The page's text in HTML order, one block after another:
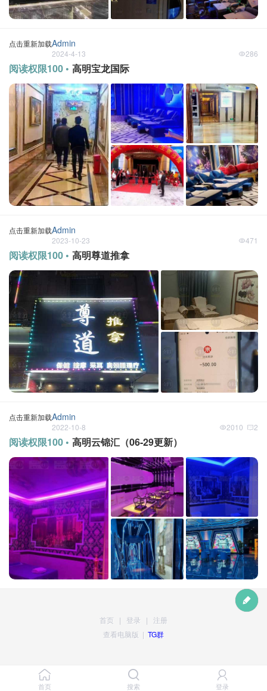
点击重新加载Admin
2024-4-13 286
阅读权限100 • 高明宝龙国际
点击重新加载Admin
2023-10-23 471
阅读权限100 • 高明尊道推拿
点击重新加载Admin
2022-10-8 2
2010
阅读权限100 • 高明云锦汇（06-29更新）
首页 搜索 登录
首页 | 登录 | 注册
查看电脑版 | TG群